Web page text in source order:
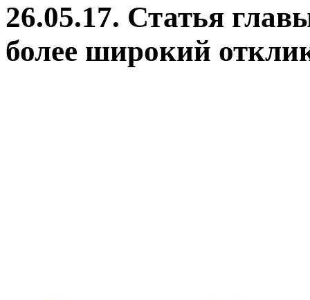
26.05.17. Статья
более широкий